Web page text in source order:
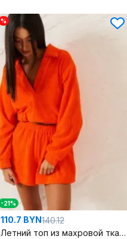
%
-21%
110.7 BYN140.12
Летний топ из махровой ткани с плавным вырезом